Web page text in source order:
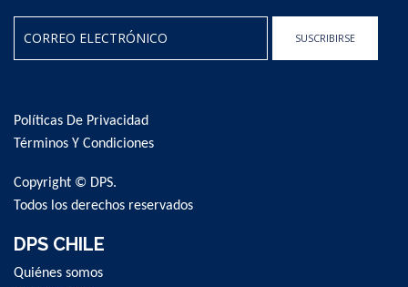
Our
Newsletter:
SUSCRIBIRSE
Políticas De Privacidad
Términos Y Condiciones
Copyright © DPS.
Todos los derechos reservados
DPS CHILE
Quiénes somos